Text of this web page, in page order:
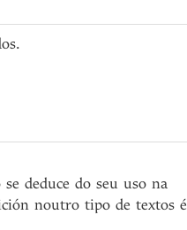
deduce do seu uso na
noutro tipo de textos é